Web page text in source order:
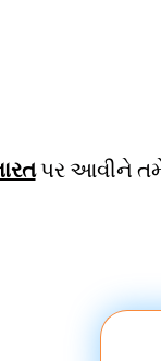
પર આવીને તમે